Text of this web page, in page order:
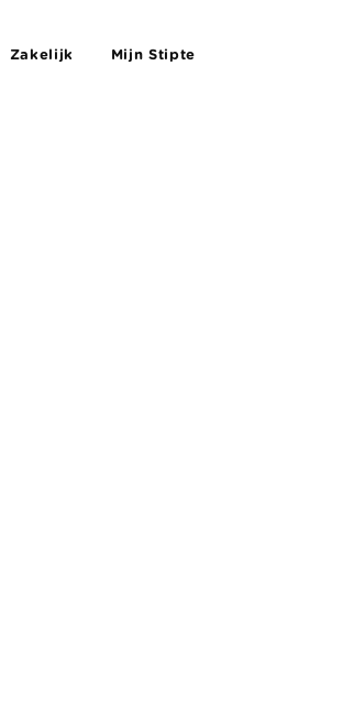
Zakelijk Mijn Stipte